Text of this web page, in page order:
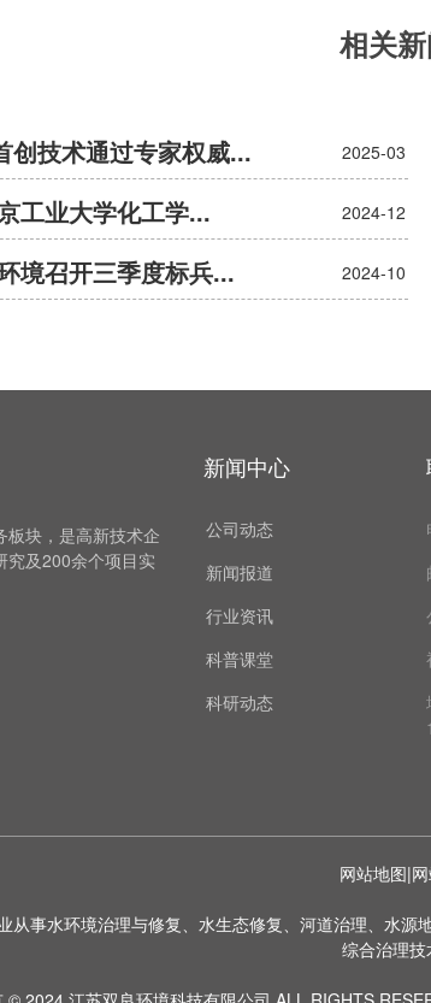
相关
创技术通过专家权威... 2025-03
工业大学化工学... 2024-12
境召开三季度标兵... 2024-10
板块，是高新技术企
究及200余个项目实
新闻中心
公司动态
新闻报道
行业资讯
科普课堂
科研动态
网站地图|
从事水环境治理与修复、水生态修复、河道治理、水
综合治理技